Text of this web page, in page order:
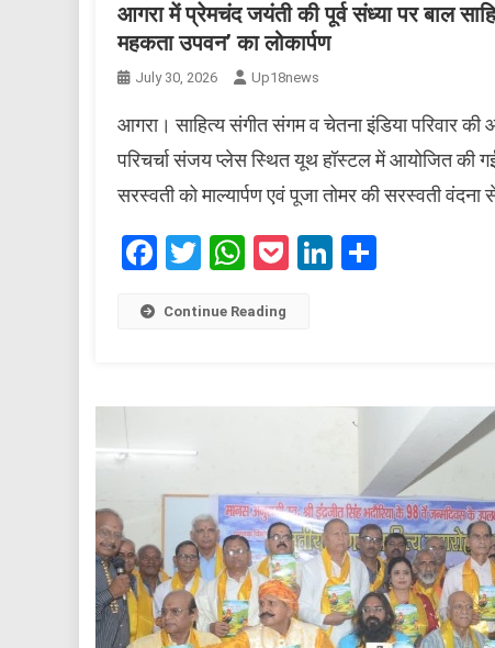
आगरा में प्रेमचंद जयंती की पूर्व संध्या पर बाल
महकता उपवन’ का लोकार्पण
July 30, 2026 Up18news
आगरा। साहित्य संगीत संगम व चेतना इंडिया परिवार
परिचर्चा संजय प्लेस स्थित यूथ हॉस्टल में आयोजित की
सरस्वती को माल्यार्पण एवं पूजा तोमर की सरस्वती वंदना
Facebook
Twitter
WhatsApp
PocketLinkedIn
Continue Reading